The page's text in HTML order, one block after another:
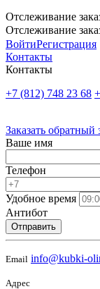
Отслеживание
Отслеживание
ВойтиРегистрация
Контакты
Контакты
+7 (812) 748 23 68
Заказать обратный
Ваше имя
Телефон
Удобное время
Антибот
Отправить
Email info@kubki-
Адрес